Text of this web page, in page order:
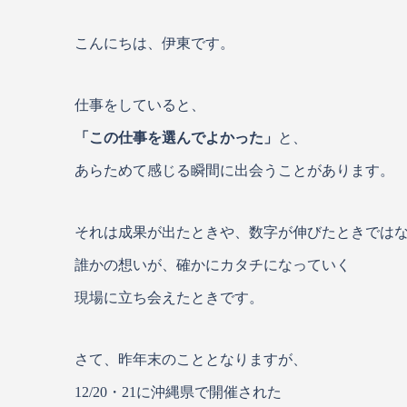
こんにちは、伊東です。
仕事をしていると、
「この仕事を選んでよかった」 と、
あらためて感じる瞬間に出会うことがあります。
それは成果が出たときや、数字が伸びたときでは
誰かの想いが、確かにカタチになっていく
現場に立ち会えたときです。
さて、昨年末のこととなりますが、
12/20・21に沖縄県で開催された